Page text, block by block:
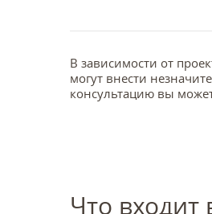
В зависимости от
могут внести
консультацию вы
Что входит